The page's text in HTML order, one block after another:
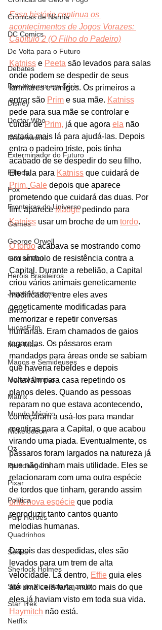
Crônicas de Nárnia
DC Comics
De Volta para o Futuro
Debates
Desventuras em Série
Disney
Doctor Who
Dreamworks
Exterminador do Futuro
Filmes
Fox
Fronteiras do Universo
Games
George Orwell
God of War
Heróis Brasileiros
Jogos Vorazes
Livros
LucasFilm
Mad Max
Magos e Semideuses
Marvel Comics
Matrix
Mundo Mágico
Nickelodeon
Oz
Personagens
Pixar
Política
Pulp Heroes
Quadrinhos
Séries
Sherlock Holmes
Sítio do Pica-Pau Amarelo
Star Trek
Netflix
Essa história continua os
acontecimentos de Jogos Vorazes:
Capítulo 2 (O Filho do Padeiro)
Katniss e Peeta são levados para salas
onde podem se despedir de seus
familiares e amigos. Os primeiros a
entrar são Prim e sua mãe. Katniss
pede para sua mãe se controlar e
cuidar de Prim, já que agora ela não
estaria mais lá para ajudá-las. Depois
entra o padeiro triste, pois tinha
acabado de se despedir do seu filho.
Ele fala para Katniss que cuidará de
Prim. Gale depois que aparece
prometendo que cuidará das duas. Por
fim, aparece Madge pedindo para
Katniss usar um broche de um tordo.
O tordo acabava se mostrando como
um símbolo de resistência contra a
Capital. Durante a rebelião, a Capital
criou vários animais geneticamente
modificado, entre eles aves
geneticamente modificadas para
memorizar e repetir conversas
humanas. Eram chamados de gaios
tagarelas. Os pássaros eram
mandados para áreas onde se sabiam
que haveria rebeldes e depois
voltavam para casa repetindo os
planos deles. Quando as pessoas
reparam no que estava acontecendo,
começaram a usá-los para mandar
mentiras para a Capital, o que acabou
virando uma piada. Eventualmente, os
pássaros foram largados na natureza já
que não tinham mais utilidade. Eles se
relacionaram com uma outra espécie
de tordos que tinham, gerando assim
uma nova espécie que podia
reproduzir tanto cantos quanto
melodias humanas.
Depois das despedidas, eles são
levados para um trem de alta
velocidade. Lá dentro, Effie guia eles
até uma ceia farta, muito mais do que
eles já haviam visto em toda sua vida.
Haymitch não está.